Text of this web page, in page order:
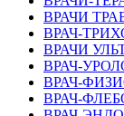
ВРАЧИ
ВРАЧ-
ВРАЧИ
ВРАЧ-
ВРАЧ-
ВРАЧ-